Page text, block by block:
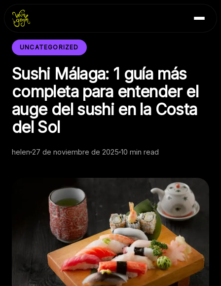
Inicio
Blog
Contacto
UNCATEGORIZED
Sushi Málaga: 1 guía más
completa para entender el
auge del sushi en la Costa
del Sol
helen 27 de noviembre de 2025 10 min read